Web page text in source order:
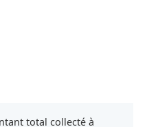
total collecté à